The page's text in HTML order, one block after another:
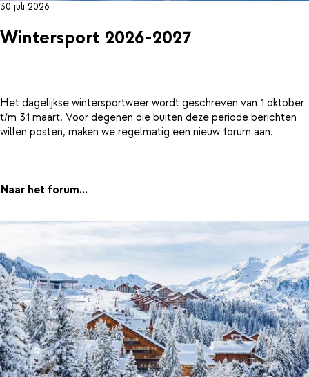
30 juli 2026
Wintersport 2026-2027
Het dagelijkse wintersportweer wordt geschreven van 1 oktober
t/m 31 maart. Voor degenen die buiten deze periode berichten
willen posten, maken we regelmatig een nieuw forum aan.
Naar het forum...